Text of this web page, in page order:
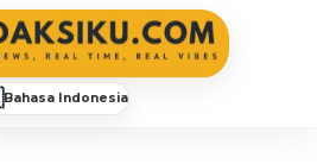
Bahasa Indonesia